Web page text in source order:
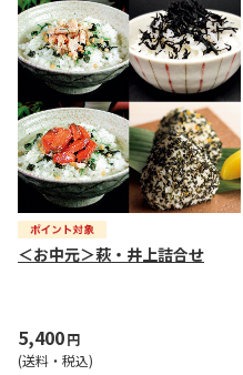
＜お中元＞萩・井上詰合せ
5,400円
(送料・税込)